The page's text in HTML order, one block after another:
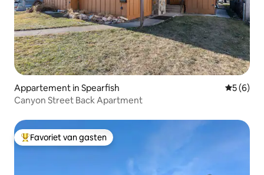
Appartement in Spearfish
5 (6)
Canyon Street Back Apartment
Topfavoriet van gasten
Favoriet van gasten